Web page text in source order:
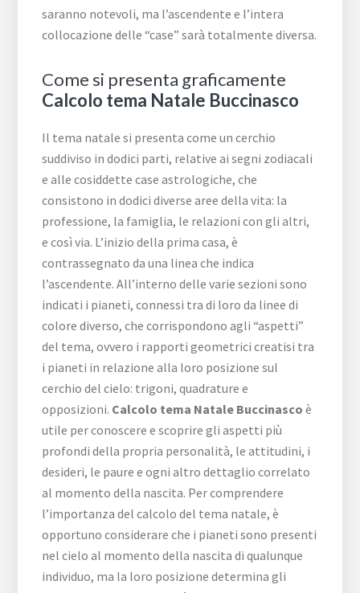
saranno notevoli, ma l’ascendente e l’intera
collocazione delle “case” sarà totalmente diversa.
Come si presenta graficamente
Calcolo tema Natale Buccinasco
Il tema natale si presenta come un cerchio
suddiviso in dodici parti, relative ai segni zodiacali
e alle cosiddette case astrologiche, che
consistono in dodici diverse aree della vita: la
professione, la famiglia, le relazioni con gli altri,
e così via. L’inizio della prima casa, è
contrassegnato da una linea che indica
l’ascendente. All’interno delle varie sezioni sono
indicati i pianeti, connessi tra di loro da linee di
colore diverso, che corrispondono agli “aspetti”
del tema, ovvero i rapporti geometrici creatisi tra
i pianeti in relazione alla loro posizione sul
cerchio del cielo: trigoni, quadrature e
opposizioni. Calcolo tema Natale Buccinasco è
utile per conoscere e scoprire gli aspetti più
profondi della propria personalità, le attitudini, i
desideri, le paure e ogni altro dettaglio correlato
al momento della nascita. Per comprendere
l’importanza del calcolo del tema natale, è
opportuno considerare che i pianeti sono presenti
nel cielo al momento della nascita di qualunque
individuo, ma la loro posizione determina gli